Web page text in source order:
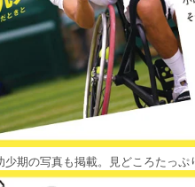
期の写真も掲載。見どころたっぷ